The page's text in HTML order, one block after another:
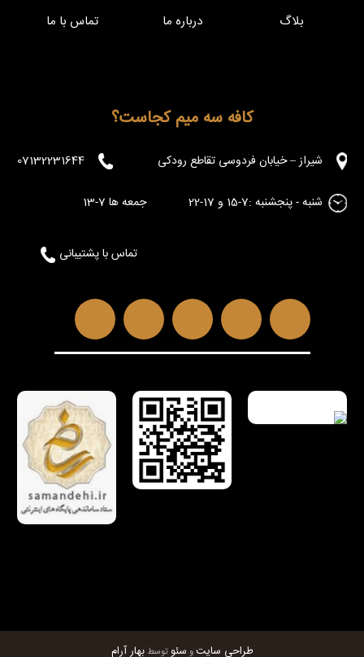
تماس با پشتیبانی
بلاگ
درباره ما تماس با ما
کافه سه میم کجاست؟
شیراز – خیابان فردوسی تقاطع رودکی 07132231644
شنبه - پنجشنبه :7-15 و 17-22 جمعه ها 7-13
طراحی سایتو سئوتوسطبهار آرام